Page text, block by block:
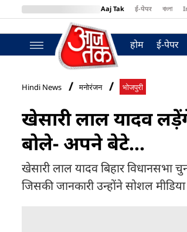
Aaj Tak ई-पेपर বাংলা
BT Bazaar
होम ई-पेपर
Hindi News मनोरंजन भोजपुरी
खेसारी लाल यादव
बोले- अपने बेटे...
खेसारी लाल यादव बिहार
जिसकी जानकारी उन्होंने सोशल